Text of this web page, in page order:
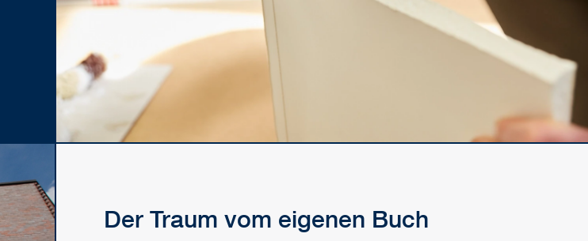
Der Traum vom eigenen Buch